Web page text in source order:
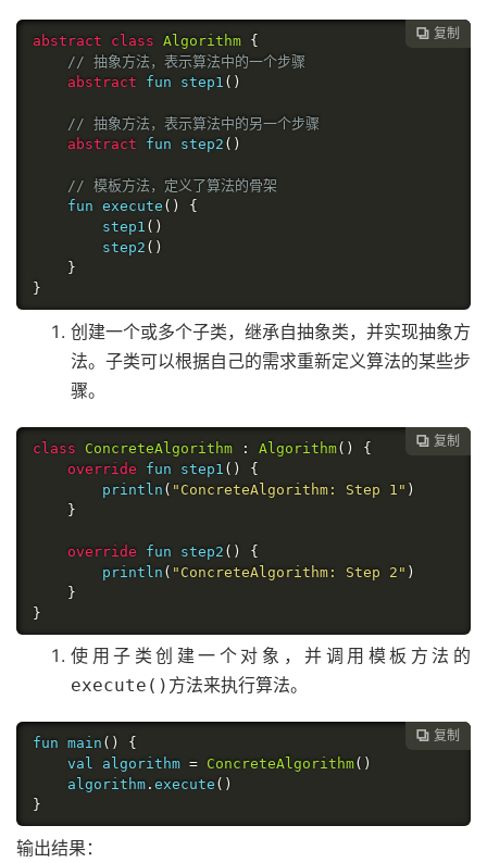
 复制
abstract class Algorithm {
// 抽象方法，表示算法中的一个步骤
abstract fun step1 ()
// 抽象方法，表示算法中的另一个步骤
abstract fun step2 ()
// 模板方法，定义了算法的骨架
    fun execute
()
{
        step1
()
        step2
()
}
}
创建一个或多个子类，继承自抽象类，并实现抽象方
法。子类可以根据自己的需求重新定义算法的某些步
骤。
 复制
class ConcreteAlgorithm : Algorithm()
{
override fun step1 ()
{
        println
( "ConcreteAlgorithm: Step 1" )
}
override fun step2 ()
{
        println
( "ConcreteAlgorithm: Step 2" )
}
}
使用子类创建一个对象，并调用模板方法的
execute() 方法来执行算法。
 复制
fun main ()
{
    val algorithm
= ConcreteAlgorithm()
    algorithm
. execute ()
}
输出结果：